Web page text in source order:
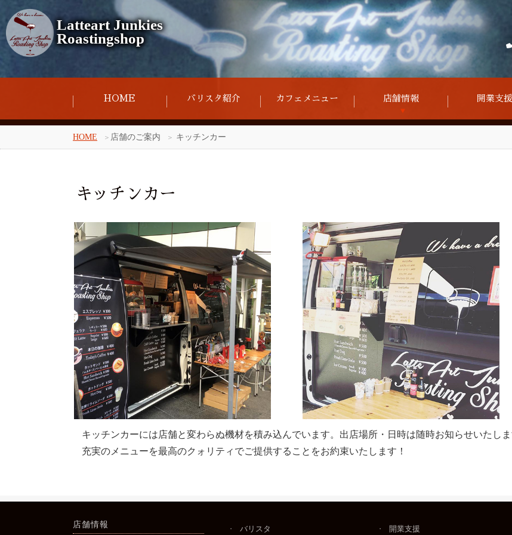
Latteart Junkies
Roastingshop
HOME バリスタ紹介 カフェメニュー 店舗情報 開業支援
HOME 店舗のご案内 キッチンカー
キッチンカー
キッチンカーには店舗と変わらぬ機材を積み込んでいます。出店場所・日時は随時お知らせいたしま
充実のメニューを最高のクォリティでご提供することをお約束いたします！
店舗情報 バリスタ 開業支援